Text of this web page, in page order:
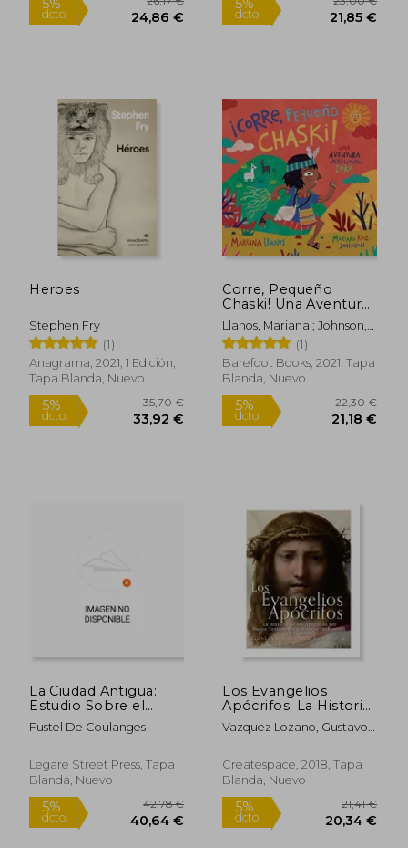
5%
dcto. 24,86 €
5%
dcto.
Heroes
Stephen Fry
(1)
Anagrama, 2021, 1 Edición,
Tapa Blanda, Nuevo
Corre, Pequeño
Chaski! Una Aventura
en el Camino Inka
Llanos, Mariana ; Johnson,
Mariana Ruiz (1)
Barefoot Books, 2021, Tapa
Blanda, Nuevo
5%
dcto.
La Ciudad Antigua:
Estudio Sobre el
Culto, el Derecho y
las Instituciones de la
Fustel De Coulanges
Legare Street Press, Tapa
Blanda, Nuevo
Los Evangelios
Apócrifos: La Historia
de los Apócrifos del
Nuevo Testamento
en la Biblia
Vazquez Lozano, Gustavo ;
Createspace, 2018, Tapa
Blanda, Nuevo